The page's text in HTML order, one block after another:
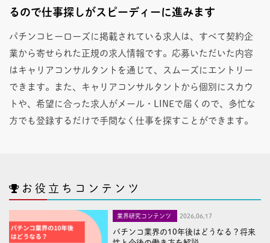
るので仕事探しがスピーディーに進みます
パチンコヒーローズに掲載されている求人は、すべて契約企
業から寄せられた正規の求人情報です。応募いただいた内容
はキャリアコンサルタントを通じて、スムーズにエントリー
できます。また、キャリアコンサルタントから個別にスカウ
トや、希望に合った求人がメール・LINEで届くので、多忙な
方でも登録するだけで手間なく仕事を探すことができます。
お役立ちコンテンツ
業界研究コンテンツ 2026,06,17
パチンコ業界の10年後はどうなる？将来